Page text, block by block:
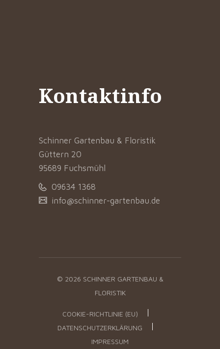
Kontaktinfo
Schinner Gartenbau & Floristik
Güttern 20
95689 Fuchsmühl
09634 1368
info@schinner-gartenbau.de
© 2026 SCHINNER GARTENBAU &
FLORISTIK
COOKIE-RICHTLINIE (EU)
DATENSCHUTZERKLÄRUNG
IMPRESSUM